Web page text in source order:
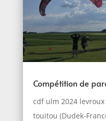
Compétition de
cdf ulm 2024
touitou (Dudek-